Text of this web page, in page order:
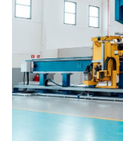
de la force et de
d’exécuter des
répondant aux
conformité aux
fondamentaux.